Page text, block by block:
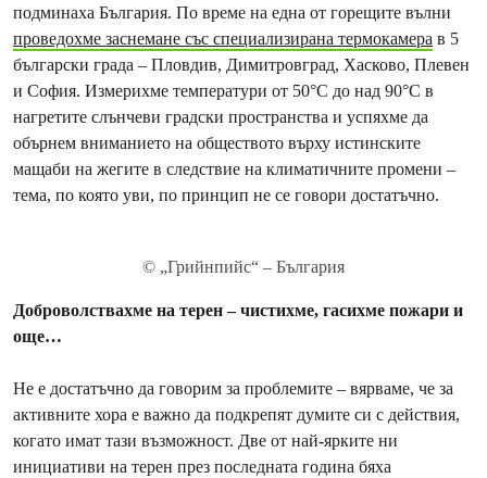
подминаха България. По време на една от горещите вълни
проведохме заснемане със специализирана термокамера в 5
български града – Пловдив, Димитровград, Хасково, Плевен
и София. Измерихме температури от 50°C до над 90°C в
нагретите слънчеви градски пространства и успяхме да
обърнем вниманието на обществото върху истинските
мащаби на жегите в следствие на климатичните промени –
тема, по която уви, по принцип не се говори достатъчно.
© „Грийнпийс“ – България
Доброволствахме на терен – чистихме, гасихме пожари и
още…
Не е достатъчно да говорим за проблемите – вярваме, че за
активните хора е важно да подкрепят думите си с действия,
когато имат тази възможност. Две от най-ярките ни
инициативи на терен през последната година бяха